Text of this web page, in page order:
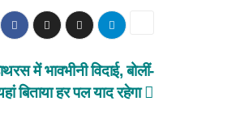
में भावभीनी विदाई, बोलीं-
बिताया हर पल याद रहेगा